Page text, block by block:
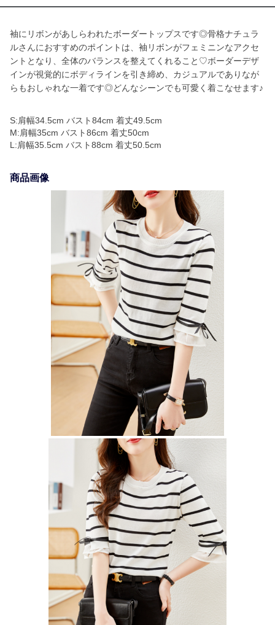
袖にリボンがあしらわれたボーダートップスです◎骨格ナチュラ
ルさんにおすすめのポイントは、袖リボンがフェミニンなアクセ
ントとなり、全体のバランスを整えてくれること♡ボーダーデザ
インが視覚的にボディラインを引き締め、カジュアルでありなが
らもおしゃれな一着です◎どんなシーンでも可愛く着こなせます♪
S:肩幅34.5cm バスト84cm 着丈49.5cm
M:肩幅35cm バスト86cm 着丈50cm
L:肩幅35.5cm バスト88cm 着丈50.5cm
商品画像